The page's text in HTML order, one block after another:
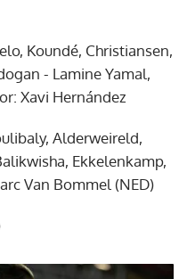
Koundé, Christiansen,
- Lamine Yamal,
Xavi Hernández
Alderweireld,
Ekkelenkamp,
Van Bommel (NED)